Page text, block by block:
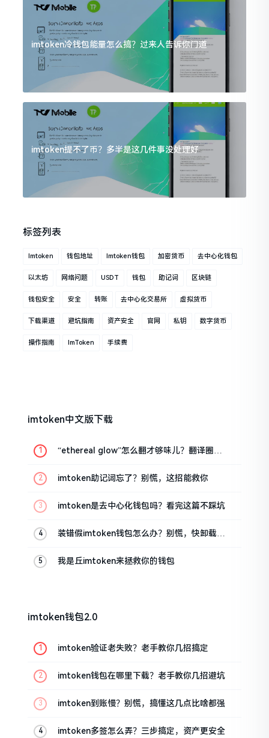
imtoken冷钱包能量怎么搞？过来人告诉你门道
imtoken提不了币？多半是这几件事没处理好
标签列表
Imtoken 钱包地址 Imtoken钱包 加密货币 去中心化钱包
以太坊 网络问题 USDT 钱包 助记词 区块链
钱包安全 安全 转账 去中心化交易所 虚拟货币
下载渠道 避坑指南 资产安全 官网 私钥 数字货币
操作指南 ImToken 手续费
imtoken中文版下载
“ethereal glow”怎么翻才够味儿？翻译圈老
imtoken助记词忘了？别慌，这招能救你
imtoken是去中心化钱包吗？看完这篇不踩坑
装错假imtoken钱包怎么办？别慌，快卸载，
我是丘imtoken来拯救你的钱包
imtoken钱包2.0
imtoken验证老失败？老手教你几招搞定
imtoken钱包在哪里下载？老手教你几招避坑
imtoken到账慢？别慌，搞懂这几点比啥都强
imtoken多签怎么弄？三步搞定，资产更安全